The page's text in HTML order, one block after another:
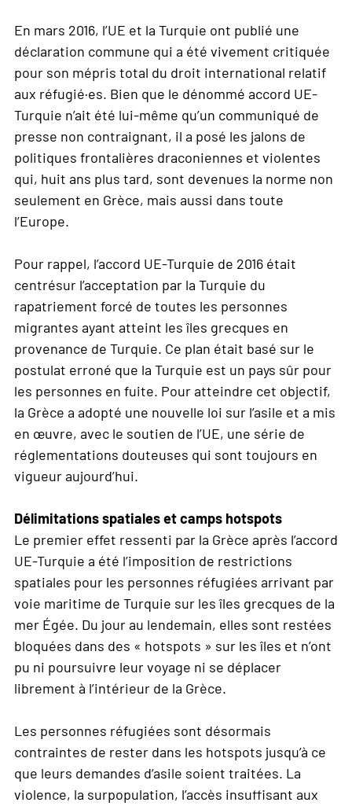
En mars 2016, l’UE et la Turquie ont publié une
déclaration commune qui a été vivement critiquée
pour son mépris total du droit international relatif
aux réfugié·es. Bien que le dénommé accord UE-
Turquie n’ait été lui-même qu’un communiqué de
presse non contraignant, il a posé les jalons de
politiques frontalières draconiennes et violentes
qui, huit ans plus tard, sont devenues la norme non
seulement en Grèce, mais aussi dans toute
l’Europe.
Pour rappel, l’accord UE-Turquie de 2016 était
centrésur l’acceptation par la Turquie du
rapatriement forcé de toutes les personnes
migrantes ayant atteint les îles grecques en
provenance de Turquie. Ce plan était basé sur le
postulat erroné que la Turquie est un pays sûr pour
les personnes en fuite. Pour atteindre cet objectif,
la Grèce a adopté une nouvelle loi sur l’asile et a mis
en œuvre, avec le soutien de l’UE, une série de
réglementations douteuses qui sont toujours en
vigueur aujourd’hui.
Délimitations spatiales et camps hotspots
Le premier effet ressenti par la Grèce après l’accord
UE-Turquie a été l’imposition de restrictions
spatiales pour les personnes réfugiées arrivant par
voie maritime de Turquie sur les îles grecques de la
mer Égée. Du jour au lendemain, elles sont restées
bloquées dans des « hotspots » sur les îles et n’ont
pu ni poursuivre leur voyage ni se déplacer
librement à l’intérieur de la Grèce.
Les personnes réfugiées sont désormais
contraintes de rester dans les hotspots jusqu’à ce
que leurs demandes d’asile soient traitées. La
violence, la surpopulation, l’accès insuffisant aux